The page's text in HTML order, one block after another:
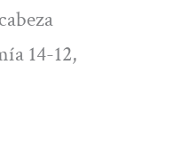
14-12,